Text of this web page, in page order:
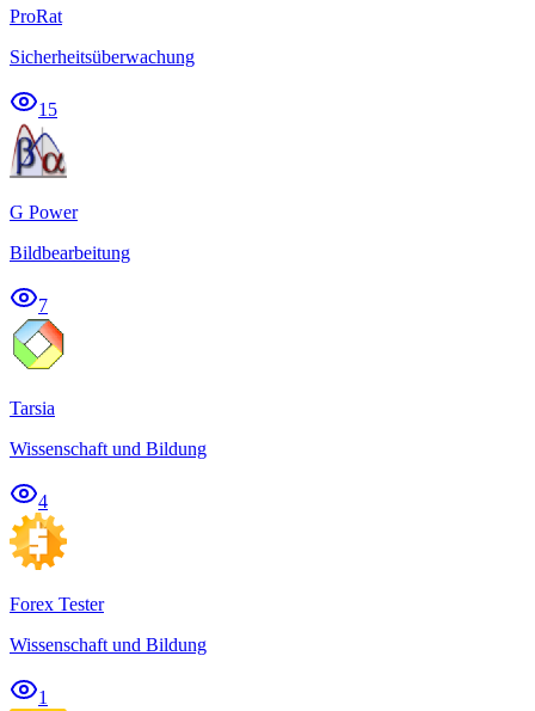
ProRat
Sicherheitsüberwachung
15
G Power
Bildbearbeitung
7
Tarsia
Wissenschaft und Bildung
4
Forex Tester
Wissenschaft und Bildung
1